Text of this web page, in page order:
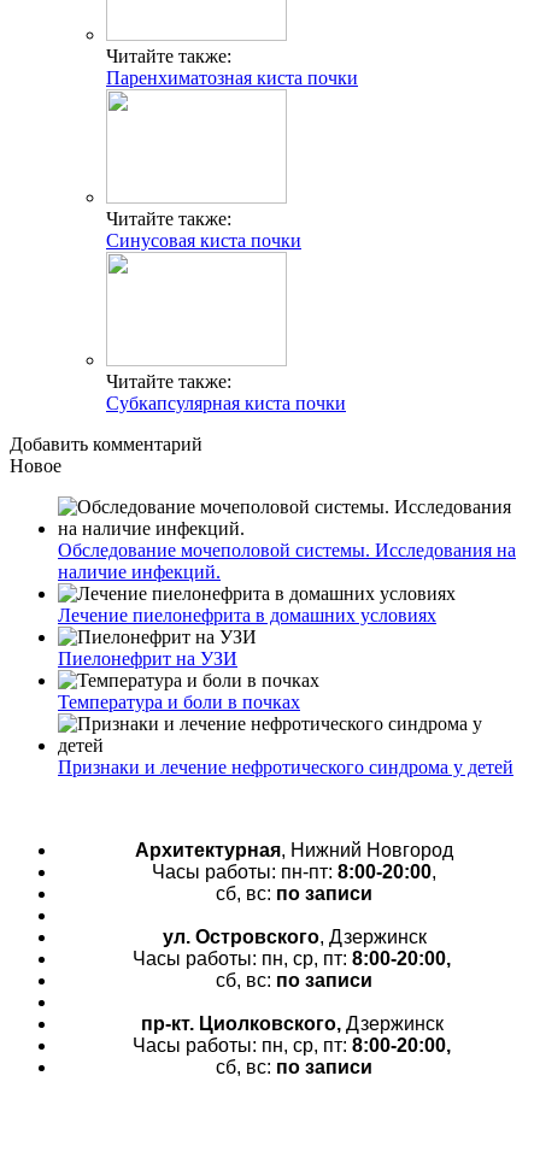
Читайте также:
Паренхиматозная киста почки
Читайте также:
Синусовая киста почки
Читайте также:
Субкапсулярная киста почки
Добавить комментарий
Новое
Обследование мочеполовой системы. Исследования на
наличие инфекций.
Лечение пиелонефрита в домашних условиях
Пиелонефрит на УЗИ
Температура и боли в почках
Признаки и лечение нефротического синдрома у детей
Архитектурная, Нижний Новгород
Часы работы: пн-пт: 8:00-20:00,
сб, вс: по записи
ул. Островского, Дзержинск
Часы работы: пн, ср, пт: 8:00-20:00,
сб, вс: по записи
пр-кт. Циолковского, Дзержинск
Часы работы: пн, ср, пт: 8:00-20:00,
сб, вс: по записи